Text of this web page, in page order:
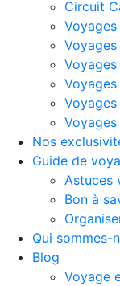
Circuit
Voyages
Nos
Guide de
Astuces
Bon à
Qui sommes-
Blog
Voyage